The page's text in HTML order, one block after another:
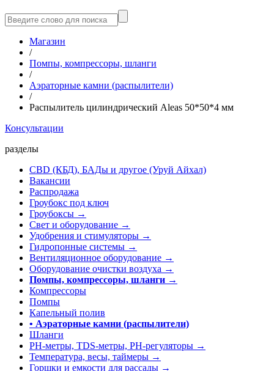
Магазин
/
Помпы, компрессоры, шланги
/
Аэраторные камни (распылители)
/
Распылитель цилиндрический Aleas 50*50*4 мм
Консультации
разделы
CBD (КБД), БАДы и другое (Уруй Айхал)
Вакансии
Распродажа
Гроубокс под ключ
Гроубоксы →
Свет и оборудование →
Удобрения и стимуляторы →
Гидропонные системы →
Вентиляционное оборудование →
Оборудование очистки воздуха →
Помпы, компрессоры, шланги →
Компрессоры
Помпы
Капельный полив
• Аэраторные камни (распылители)
Шланги
РН-метры, TDS-метры, РН-регуляторы →
Температура, весы, таймеры →
Горшки и емкости для рассады →